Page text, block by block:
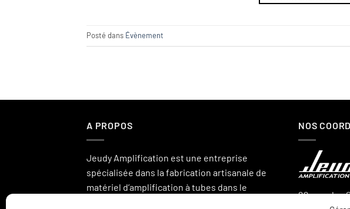
Posté dans Évènement
A PROPOS
Jeudy Amplification est une entreprise
spécialisée dans la fabrication artisanale de
matériel d’amplification à tubes dans le
NOS
22, rue des